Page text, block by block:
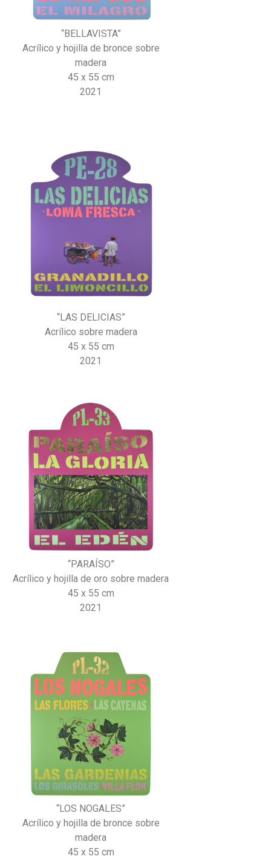
“BELLAVISTA”
Acrílico y hojilla de bronce sobre
madera
45 x 55 cm
2021
“LAS DELICIAS”
Acrílico sobre madera
45 x 55 cm
2021
“PARAÍSO”
Acrílico y hojilla de oro sobre madera
45 x 55 cm
2021
“LOS NOGALES”
Acrílico y hojilla de bronce sobre
madera
45 x 55 cm